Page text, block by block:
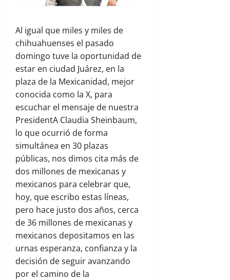
Al igual que miles y miles de
chihuahuenses el pasado
domingo tuve la oportunidad de
estar en ciudad Juárez, en la
plaza de la Mexicanidad, mejor
conocida como la X, para
escuchar el mensaje de nuestra
PresidentA Claudia Sheinbaum,
lo que ocurrió de forma
simultánea en 30 plazas
públicas, nos dimos cita más de
dos millones de mexicanas y
mexicanos para celebrar que,
hoy, que escribo estas líneas,
pero hace justo dos años, cerca
de 36 millones de mexicanas y
mexicanos depositamos en las
urnas esperanza, confianza y la
decisión de seguir avanzando
por el camino de la